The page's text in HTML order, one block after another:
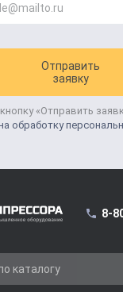
Отправить
заявку
«Отправить
обработку
8-
каталогу